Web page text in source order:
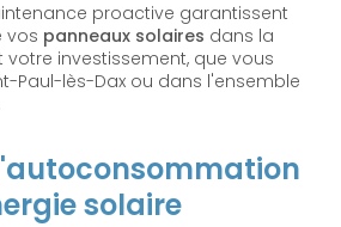
proactive garantissent
vos panneaux solaires dans la
investissement, que vous
Paul-lès-Dax ou dans l'ensemble
solaire